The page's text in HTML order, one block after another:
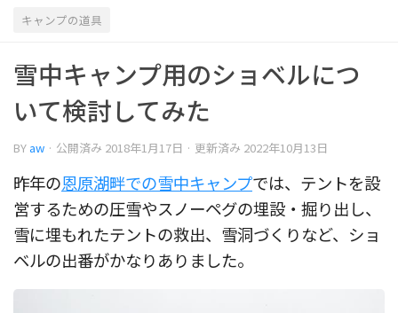
キャンプの道具
雪中キャンプ用のショベルにつ
いて検討してみた
BY aw · 公開済み 2018年1月17日 · 更新済み 2022年10月13日
昨年の恩原湖畔での雪中キャンプでは、テントを設
営するための圧雪やスノーペグの埋設・掘り出し、
雪に埋もれたテントの救出、雪洞づくりなど、ショ
ベルの出番がかなりありました。